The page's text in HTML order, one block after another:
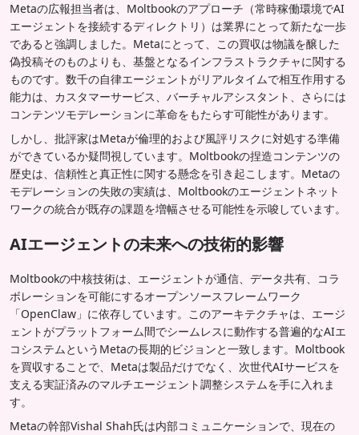
Metaの広報担当者は、Moltbookのアプローチ（常時稼働環境でAI
エージェントを接続するディレクトリ）は業界にとって新たな一歩
であると強調しました。Metaにとって、この買収は物議を醸した
偽投稿そのものよりも、基盤となるインフラストラクチャに関する
ものです。数千の自律エージェントがリアルタイムで相互作用する
能力は、カスタマーサービス、バーチャルアシスタント、さらには
コンテンツモデレーションに革命をもたらす可能性があります。
しかし、批評家はMetaが倫理的および風評リスクに対処する準備
ができているか疑問視しています。Moltbookの捏造コンテンツの
歴史は、信頼性と真正性に関する懸念を引き起こします。Metaの
モデレーションの失敗の実績は、Moltbookのエージェントネット
ワークの統合が既存の課題を増幅させる可能性を示唆しています。
AIエージェントの未来への技術的影響
Moltbookの中核技術は、エージェントが通信、データ共有、コラ
ボレーションを可能にするオープンソースフレームワーク
「OpenClaw」に依存しています。このアーキテクチャは、エージ
ェントがプラットフォーム間でシームレスに動作する普遍的なAIエ
コシステムというMetaの長期的ビジョンと一致します。Moltbook
を買収することで、Metaは製品だけでなく、次世代AIサービスを
支える実証済みのマルチエージェント調整システムを手に入れま
す。
Metaの幹部Vishal Shah氏は内部コミュニケーションで、現在の